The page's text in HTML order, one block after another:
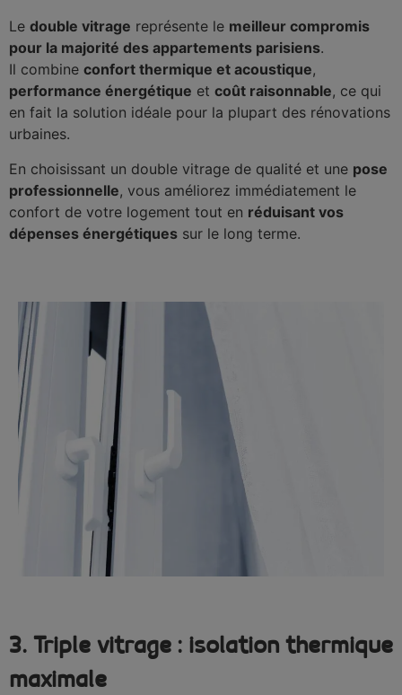
Le double vitrage représente le meilleur compromis
pour la majorité des appartements parisiens.
Il combine confort thermique et acoustique,
performance énergétique et coût raisonnable, ce qui
en fait la solution idéale pour la plupart des rénovations
urbaines.
En choisissant un double vitrage de qualité et une pose
professionnelle, vous améliorez immédiatement le
confort de votre logement tout en réduisant vos
dépenses énergétiques sur le long terme.
3. Triple vitrage : isolation thermique
maximale